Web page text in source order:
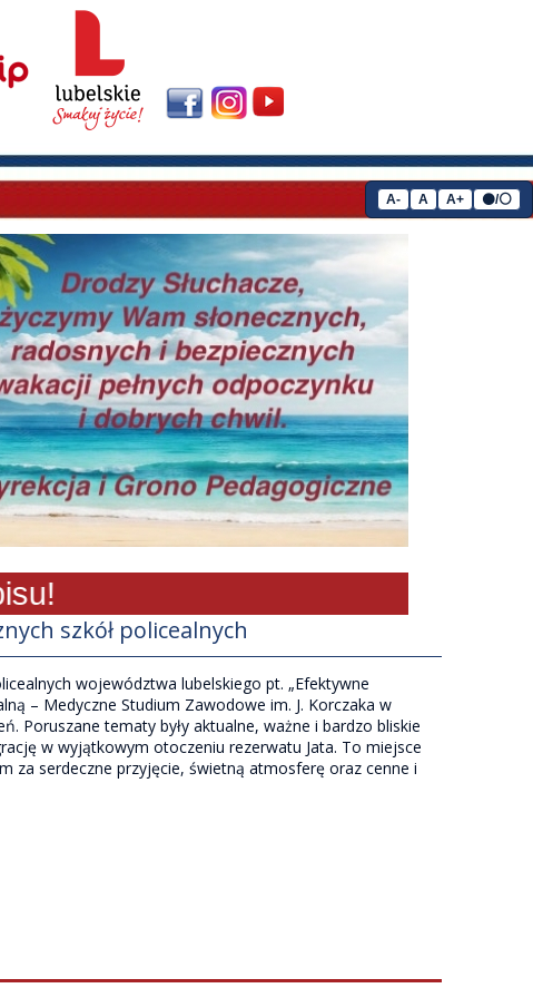
szkół policealnych
województwa lubelskiego pt. „Efektywne
– Medyczne Studium Zawodowe im. J. Korczaka w
Poruszane tematy były aktualne, ważne i bardzo bliskie
w wyjątkowym otoczeniu rezerwatu Jata. To miejsce
za serdeczne przyjęcie, świetną atmosferę oraz cenne i
A- A A+ ⚫/⚪